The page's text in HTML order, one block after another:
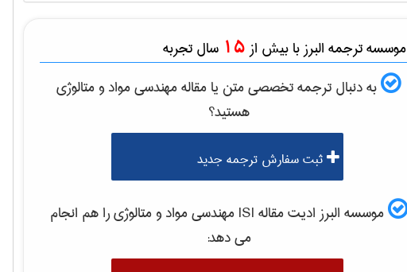
موسسه ترجمه البرز با بیش از 15 سال تجربه
به دنبال ترجمه تخصصی متن یا مقالهمهندسی مواد و متالوژی
هستید؟
ثبت سفارش ترجمه جدید
موسسه البرز ادیت مقاله ISI مهندسی مواد و متالوژیرا هم انجام
می دهد: